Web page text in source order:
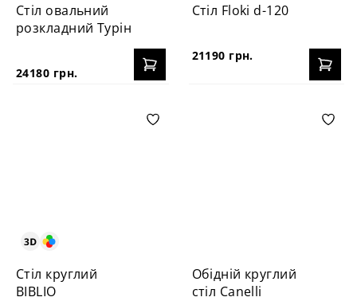
Стіл овальний
розкладний Турін
24180 грн.
Стіл Floki d-120
21190 грн.
Стіл круглий
BIBLIO
Обідній круглий
стіл Canelli